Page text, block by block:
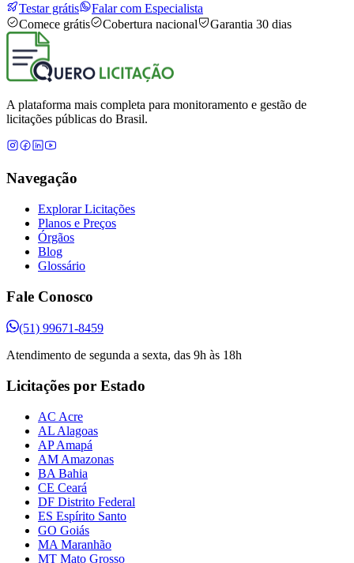
Testar grátis
Falar com Especialista
Comece grátis
Cobertura nacional Garantia 30 dias
A plataforma mais completa para monitoramento e gestão de
licitações públicas do Brasil.
Navegação
Explorar Licitações
Planos e Preços
Órgãos
Blog
Glossário
Fale Conosco
(51) 99671-8459
Atendimento de segunda a sexta, das 9h às 18h
Licitações por Estado
AC Acre
AL Alagoas
AP Amapá
AM Amazonas
BA Bahia
CE Ceará
DF Distrito Federal
ES Espírito Santo
GO Goiás
MA Maranhão
MT Mato Grosso